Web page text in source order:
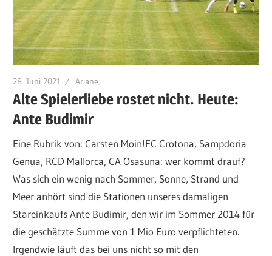
28. Juni 2021 Ariane
Alte Spielerliebe rostet nicht. Heute:
Ante Budimir
Eine Rubrik von: Carsten Moin!FC Crotona, Sampdoria
Genua, RCD Mallorca, CA Osasuna: wer kommt drauf?
Was sich ein wenig nach Sommer, Sonne, Strand und
Meer anhört sind die Stationen unseres damaligen
Stareinkaufs Ante Budimir, den wir im Sommer 2014 für
die geschätzte Summe von 1 Mio Euro verpflichteten.
Irgendwie läuft das bei uns nicht so mit den